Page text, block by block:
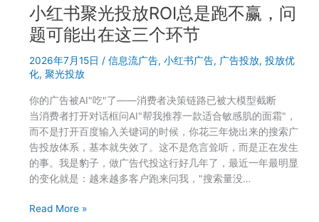
搭
配
才
浪
钱
聚
光
搜
索
广
入
门
指
南：
从
选
小红书聚光投放ROI总是跑不赢，问
题可能出在这三个环节
2026年7月15日 / 信息流广告, 小红书广告, 广告投放, 投放优
化, 聚光投放
你的广告被AI"吃"了——消费者决策链路已被大模型截断
当消费者打开对话框问AI"帮我推荐一款适合敏感肌的面霜"，
而不是打开百度输入关键词的时候，你花三年烧出来的搜索广
告投放体系，基本就失效了。这不是危言耸听，而是正在发生
的事。我是豹子，做广告代投这行好几年了，最近一年最明显
的变化就是：越来越多客户跑来问我，"搜索量没…
小
Read More »